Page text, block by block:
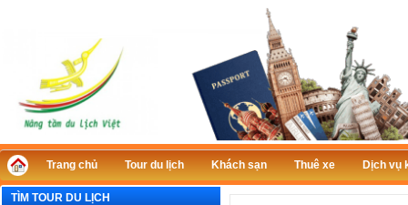
Trang chủ Tour du lịch Khách sạn Thuê xe Dịch vụ
TÌM TOUR DU LỊCH